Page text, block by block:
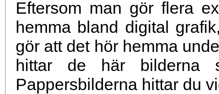
Eftersom man gör flera
hemma bland digital
gör att det hör hemma
hittar de här bilderna
Pappersbilderna hittar du